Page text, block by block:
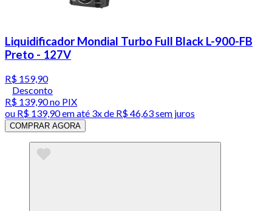
Liquidificador Mondial Turbo Full Black L-900-FB
Preto - 127V
R$ 159,90
Desconto
R$ 139,90no PIX
ou R$ 139,90em até 3x de R$ 46,63 sem juros
COMPRAR AGORA